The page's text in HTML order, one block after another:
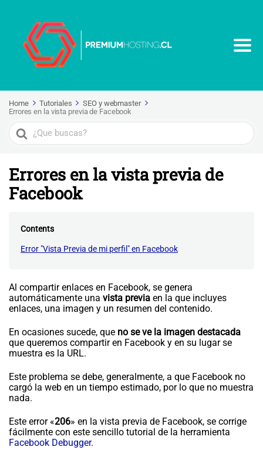
Home Tutoriales
SEO y webmaster
Errores en la vista previa de Facebook
Search
For
Errores en la vista previa de
Facebook
Contents
Error "Vista Previa de mi perfil" en Facebook
Al compartir enlaces en Facebook, se genera
automáticamente una vista previa en la que incluyes
enlaces, una imagen y un resumen del contenido.
En ocasiones sucede, que no se ve la imagen destacada
que queremos compartir en Facebook y en su lugar se
muestra es la URL.
Este problema se debe, generalmente, a que Facebook no
cargó la web en un tiempo estimado, por lo que no muestra
nada.
Este error «206» en la vista previa de Facebook, se corrige
fácilmente con este sencillo tutorial de la herramienta
Facebook Debugger.